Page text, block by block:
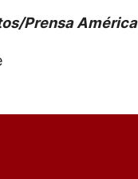
Prensa América